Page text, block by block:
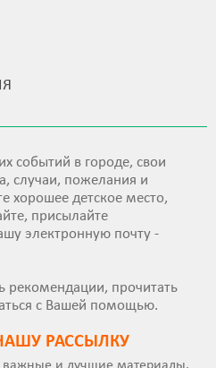
событий в городе, свои
случаи, пожелания и
хорошее детское место,
присылайте
электронную почту -
прочитать
с Вашей помощью.
РАССЫЛКУ